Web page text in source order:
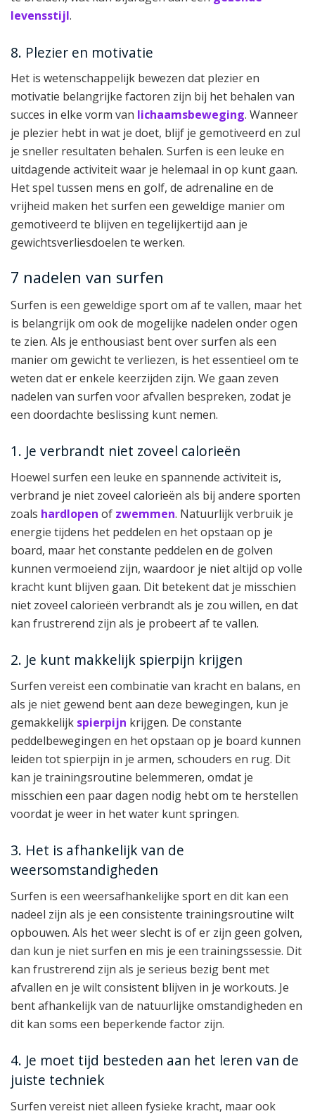
levensstijl.
8. Plezier en motivatie
Het is wetenschappelijk bewezen dat plezier en
motivatie belangrijke factoren zijn bij het behalen van
succes in elke vorm van lichaamsbeweging. Wanneer
je plezier hebt in wat je doet, blijf je gemotiveerd en zul
je sneller resultaten behalen. Surfen is een leuke en
uitdagende activiteit waar je helemaal in op kunt gaan.
Het spel tussen mens en golf, de adrenaline en de
vrijheid maken het surfen een geweldige manier om
gemotiveerd te blijven en tegelijkertijd aan je
gewichtsverliesdoelen te werken.
7 nadelen van surfen
Surfen is een geweldige sport om af te vallen, maar het
is belangrijk om ook de mogelijke nadelen onder ogen
te zien. Als je enthousiast bent over surfen als een
manier om gewicht te verliezen, is het essentieel om te
weten dat er enkele keerzijden zijn. We gaan zeven
nadelen van surfen voor afvallen bespreken, zodat je
een doordachte beslissing kunt nemen.
1. Je verbrandt niet zoveel calorieën
Hoewel surfen een leuke en spannende activiteit is,
verbrand je niet zoveel calorieën als bij andere sporten
zoals hardlopen of zwemmen. Natuurlijk verbruik je
energie tijdens het peddelen en het opstaan op je
board, maar het constante peddelen en de golven
kunnen vermoeiend zijn, waardoor je niet altijd op volle
kracht kunt blijven gaan. Dit betekent dat je misschien
niet zoveel calorieën verbrandt als je zou willen, en dat
kan frustrerend zijn als je probeert af te vallen.
2. Je kunt makkelijk spierpijn krijgen
Surfen vereist een combinatie van kracht en balans, en
als je niet gewend bent aan deze bewegingen, kun je
gemakkelijk spierpijn krijgen. De constante
peddelbewegingen en het opstaan op je board kunnen
leiden tot spierpijn in je armen, schouders en rug. Dit
kan je trainingsroutine belemmeren, omdat je
misschien een paar dagen nodig hebt om te herstellen
voordat je weer in het water kunt springen.
3. Het is afhankelijk van de
weersomstandigheden
Surfen is een weersafhankelijke sport en dit kan een
nadeel zijn als je een consistente trainingsroutine wilt
opbouwen. Als het weer slecht is of er zijn geen golven,
dan kun je niet surfen en mis je een trainingssessie. Dit
kan frustrerend zijn als je serieus bezig bent met
afvallen en je wilt consistent blijven in je workouts. Je
bent afhankelijk van de natuurlijke omstandigheden en
dit kan soms een beperkende factor zijn.
4. Je moet tijd besteden aan het leren van de
juiste techniek
Surfen vereist niet alleen fysieke kracht, maar ook